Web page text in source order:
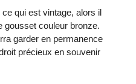
qui est vintage, alors il
gousset couleur bronze.
garder en permanence
précieux en souvenir